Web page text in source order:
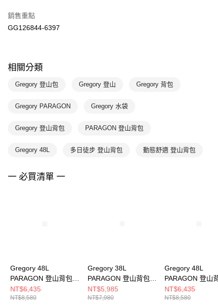
銷售重點
GG126844-6397
相關分類
Gregory 登山包 Gregory 登山 Gregory 背包
Gregory PARAGON Gregory 水袋
Gregory 登山背包 PARAGON 登山背包
Gregory 48L 多日徒步 登山背包 動態舒適 登山背包
一 必買清單 一
Gregory 48L
PARAGON 登山背包
登山包 亞鐵橘， M/L
NT$6,435
NT$8,580
Gregory 38L
PARAGON 登山背包
登山包 玄武黑， S/M
NT$5,985
NT$7,980
Gregory 48L
PARAGON 登山
登山包 玄武黑，
NT$6,435
NT$8,580